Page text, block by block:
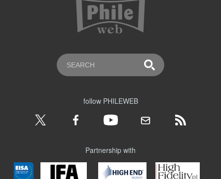
follow PHILEWEB
Partnership with